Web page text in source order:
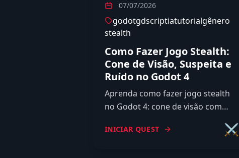
07/07/2026
godotgdscriptiatutorialgênero
stealth
Como Fazer Jogo Stealth:
Cone de Visão, Suspeita e
Ruído no Godot 4
Aprenda como fazer jogo stealth
no Godot 4: cone de visão com
suspeita, ruído ao correr e
INICIAR QUEST ⚔️